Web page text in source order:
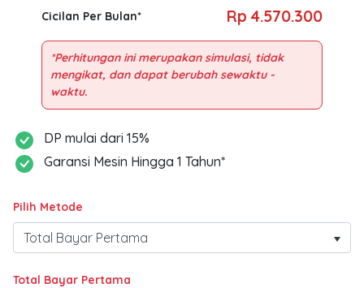
Cicilan Per Bulan* Rp 4.570.300
*Perhitungan ini merupakan simulasi, tidak
mengikat, dan dapat berubah sewaktu -
DP mulai dari 15%
Garansi Mesin Hingga 1 Tahun*
Pilih Metode
Total Bayar Pertama